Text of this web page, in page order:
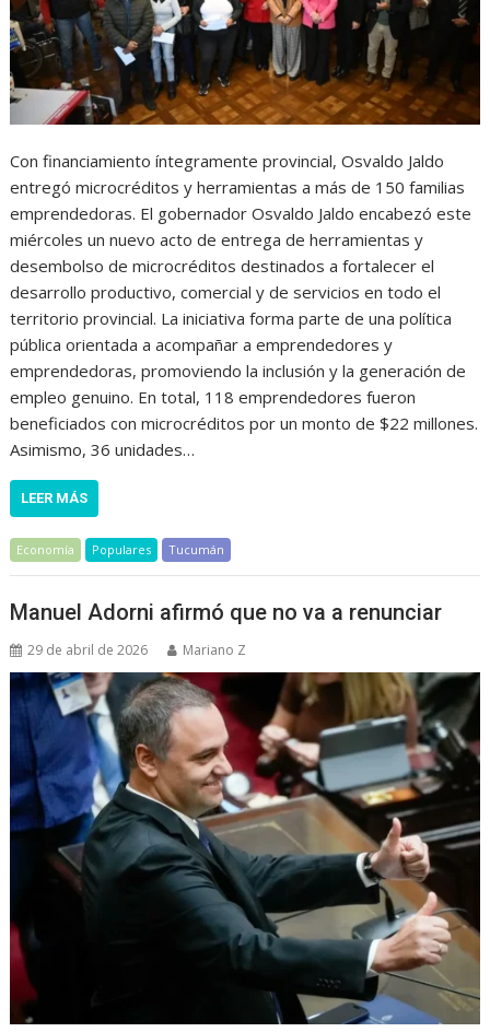
Con financiamiento íntegramente provincial, Osvaldo Jaldo
entregó microcréditos y herramientas a más de 150 familias
emprendedoras. El gobernador Osvaldo Jaldo encabezó este
miércoles un nuevo acto de entrega de herramientas y
desembolso de microcréditos destinados a fortalecer el
desarrollo productivo, comercial y de servicios en todo el
territorio provincial. La iniciativa forma parte de una política
pública orientada a acompañar a emprendedores y
emprendedoras, promoviendo la inclusión y la generación de
empleo genuino. En total, 118 emprendedores fueron
beneficiados con microcréditos por un monto de $22 millones.
Asimismo, 36 unidades…
LEER MÁS
Economía Populares Tucumán
Manuel Adorni afirmó que no va a renunciar
29 de abril de 2026 Mariano Z